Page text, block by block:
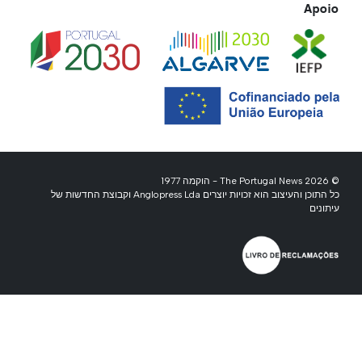
Apoio
© 2026 The Portugal News - הוקמה 1977
כל התוכן והעיצוב הוא זכויות יוצרים Anglopress Lda וקבוצת החדשות של
עיתונים